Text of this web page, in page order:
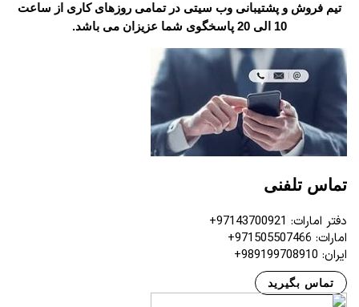
تیم فروش و پشتیبانی وب سیتی در تمامی روزهای کاری از ساعت
10 الی 20 پاسخگوی شما عزیزان می باشد.
تماس تلفنی
دفتر امارات: 97143700921+
امارات: 971505507466+
ایران: 989199708910+
تماس بگیرید